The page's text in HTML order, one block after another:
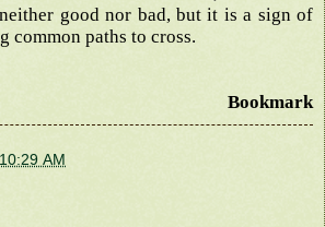
good nor bad, but it is a sign of
common paths to cross.
Bookmark
10:29 AM